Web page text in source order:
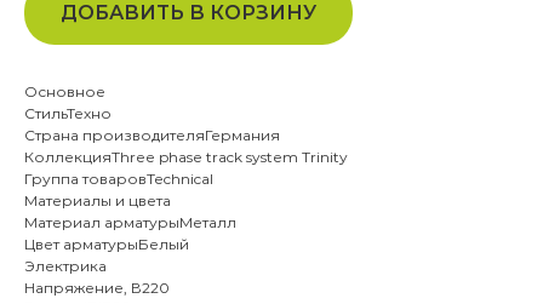
ДОБАВИТЬ В КОРЗИНУ
Основное
СтильТехно
Страна производителяГермания
КоллекцияThree phase track system Trinity
Группа товаровTechnical
Материалы и цвета
Материал арматурыМеталл
Цвет арматурыБелый
Электрика
Напряжение, В220